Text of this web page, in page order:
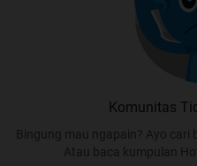
Komunitas
Bingung mau ngapain? Ayo cari
Atau baca kumpulan